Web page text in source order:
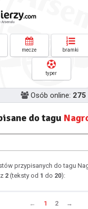
mecze bramki
typer
Osób online: 275
do tagu
przypisanych do tagu
z 2 (teksty od 1 do 20):
← 1 2 →